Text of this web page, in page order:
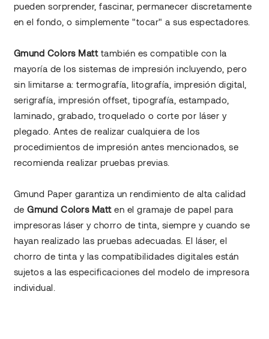
pueden sorprender, fascinar, permanecer discretamente
en el fondo, o simplemente "tocar" a sus espectadores.
Gmund Colors Matttambién es compatible con la
mayoría de los sistemas de impresión incluyendo, pero
sin limitarse a: termografía, litografía, impresión digital,
serigrafía, impresión offset, tipografía, estampado,
laminado, grabado, troquelado o corte por láser y
plegado. Antes de realizar cualquiera de los
procedimientos de impresión antes mencionados, se
recomienda realizar pruebas previas.
Gmund Paper garantiza un rendimiento de alta calidad
deGmund Colors Matten el gramaje de papel para
impresoras láser y chorro de tinta, siempre y cuando se
hayan realizado las pruebas adecuadas. El láser, el
chorro de tinta y las compatibilidades digitales están
sujetos a las especificaciones del modelo de impresora
individual.